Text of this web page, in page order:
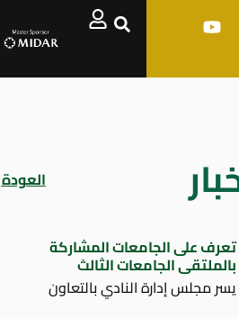
العودة
تعرف على الجامعات المشاركة
بالملتقى الجامعات الثالث
يسر مجلس إدارة النادي بالتعاون